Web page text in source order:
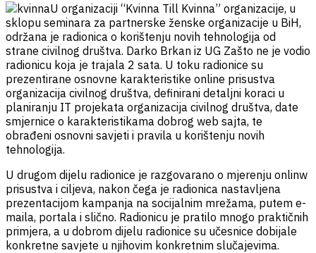
U organizaciji “Kvinna Till Kvinna” organizacije, u
sklopu seminara za partnerske ženske organizacije u BiH,
održana je radionica o korištenju novih tehnologija od
strane civilnog društva. Darko Brkan iz UG Zašto ne je vodio
radionicu koja je trajala 2 sata. U toku radionice su
prezentirane osnovne karakteristike online prisustva
organizacija civilnog društva, definirani detaljni koraci u
planiranju IT projekata organizacija civilnog društva, date
smjernice o karakteristikama dobrog web sajta, te
obrađeni osnovni savjeti i pravila u korištenju novih
tehnologija.
U drugom dijelu radionice je razgovarano o mjerenju onlinw
prisustva i ciljeva, nakon čega je radionica nastavljena
prezentacijom kampanja na socijalnim mrežama, putem e-
maila, portala i slično. Radionicu je pratilo mnogo praktičnih
primjera, a u dobrom dijelu radionice su učesnice dobijale
konkretne savjete u njihovim konkretnim slučajevima.